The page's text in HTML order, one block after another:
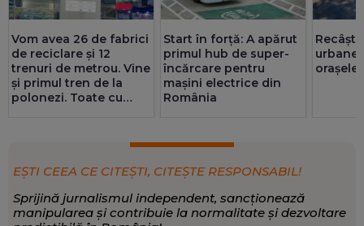
Vom avea 26 de fabrici
de reciclare și 12
trenuri de metrou. Vine
și primul tren de la
polonezi. Toate cu
Start în forță: A apărut
primul hub de super-
încărcare pentru
mașini electrice din
România
orașele
EȘTI CEEA CE CITEȘTI, CITEȘTE RESPONSABIL!
Sprijină jurnalismul independent, sancționează
manipularea și contribuie la normalitate și dezvoltare